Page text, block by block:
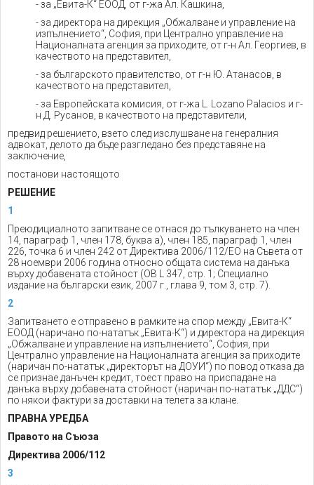
- за „Евита-К“ ЕООД, от г-жа Ал. Кашкина,
- за директора на дирекция „Обжалване и управление на
изпълнението“, София, при Централно управление на
Националната агенция за приходите, от г-н Ал. Георгиев, в
качеството на представител,
- за българското правителство, от г-н Ю. Атанасов, в
качеството на представител,
- за Европейската комисия, от г-жа L. Lozano Palacios и г-
н Д. Русанов, в качеството на представители,
предвид решението, взето след изслушване на генералния
адвокат, делото да бъде разгледано без представяне на
заключение,
постанови настоящото
РЕШЕНИЕ
1
Преюдициалното запитване се отнася до тълкуването на член
14, параграф 1, член 178, буква а), член 185, параграф 1, член
226, точка 6 и член 242 от Директива 2006/112/ЕО на Съвета от
28 ноември 2006 година относно общата система на данъка
върху добавената стойност (ОВ L 347, стр. 1; Специално
издание на български език, 2007 г., глава 9, том 3, стр. 7).
2
Запитването е отправено в рамките на спор между „Евита-К“
ЕООД (наричано по-нататък „Евита-К“) и директора на дирекция
„Обжалване и управление на изпълнението“, София, при
Централно управление на Националната агенция за приходите
(наричан по-нататък „директорът на ДОУИ“) по повод отказа да
се признае данъчен кредит, тоест право на приспадане на
данъка върху добавената стойност (наричан по-нататък „ДДС“)
по някои фактури за доставки на телета за клане.
ПРАВНА УРЕДБА
Правото на Съюза
Директива 2006/112
3